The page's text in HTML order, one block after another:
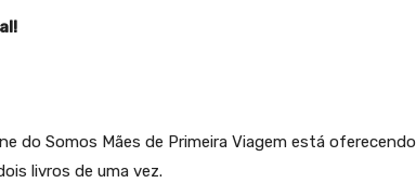
do Somos Mães de Primeira Viagem está oferecendo
livros de uma vez.